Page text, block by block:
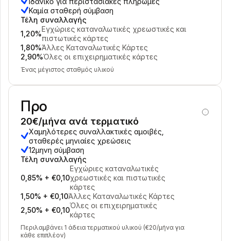
Καμία σταθερή σύμβαση
Τέλη συναλλαγής
1,20%
Εγχώριες καταναλωτικές χρεωστικές και
πιστωτικές κάρτες
1,80%Άλλες Καταναλωτικές Κάρτες
2,90%Όλες οι επιχειρηματικές κάρτες
Ένας μέγιστος σταθμός υλικού
Προ
20€/μήνα ανά τερματικό
Χαμηλότερες συναλλακτικές αμοιβές,
σταθερές μηνιαίες χρεώσεις
12μηνη σύμβαση
Τέλη συναλλαγής
0,85% + €0,10
Εγχώριες καταναλωτικές
χρεωστικές και πιστωτικές
κάρτες
1,50% + €0,10Άλλες Καταναλωτικές Κάρτες
2,50% + €0,10
Όλες οι επιχειρηματικές
κάρτες
Περιλαμβάνει 1 άδεια τερματικού υλικού (€20/μήνα για
κάθε επιπλέον)
Για τους αγοραστές
Ανακαλύψτε γιατί η Mollie εμφανίζεται στην τραπεζική
σας δήλωση
Για πελάτες της Mollie
Επικοινωνήστε με την ομάδα υποστήριξης πελατών μας
Επικοινωνήστε με τις πωλήσεις
Ανακαλύψτε πώς μπορούμε να βοηθήσουμε την
επιχείρησή σας